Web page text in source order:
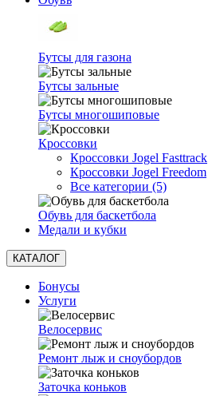
Бутсы для газона
Бутсы зальные
Бутсы многошиповые
Кроссовки
Кроссовки Jogel Fasttrack
Кроссовки Jogel Freedom
Все категории (5)
Обувь для баскетбола
Медали и кубки
КАТАЛОГ
Бонусы
Услуги
Велосервис
Ремонт лыж и сноубордов
Заточка коньков